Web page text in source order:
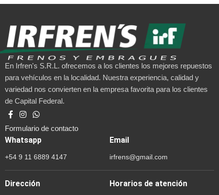
En Irfren's S.R.L. ofrecemos a los clientes los mejores repuestos
para vehículos en la localidad. Nuestra experiencia, calidad y
variedad nos convierten en la empresa favorita para los clientes
de Capital Federal.
Formulario de contacto
Whatsapp
+54 9 11 6889 4147
Email
irfrens@gmail.com
Dirección Horarios de atención